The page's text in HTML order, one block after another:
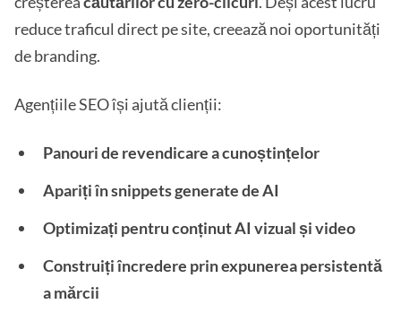
reduce traficul direct pe site, creează noi oportunități
de branding.
Agențiile SEO își ajută clienții:
Panouri de revendicare a cunoștințelor
Apariți în snippets generate de AI
Optimizați pentru conținut AI vizual și video
Construiți încredere prin expunerea persistentă
a mărcii